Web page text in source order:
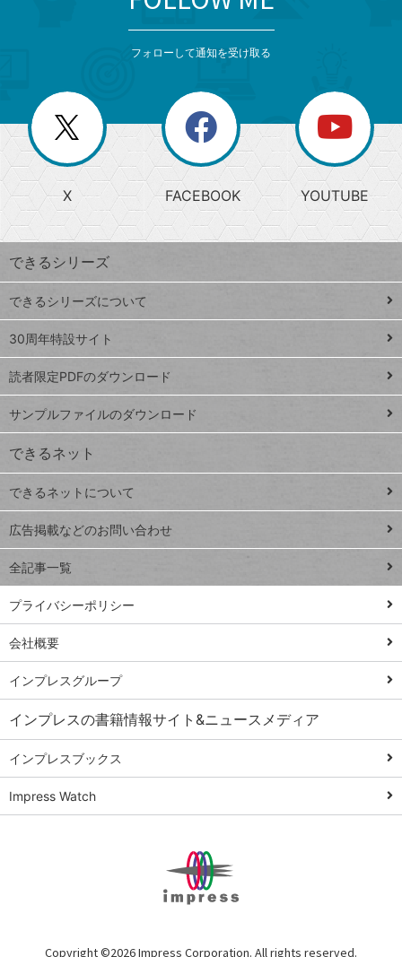
じ
る
search
検
索
上
昇
ワ
ー
ド
Google
スプレ
ッドシ
ート
iPhone
VLOOKUP
close
閉じ
る
閉
じ
る
ー
か
ら
探
す
ト
ッ
プ
ペ
ジ
連載
Excel Q&A
トイアンナ流仕
事術
PowerAutomate
ではじめる業務
の完全自動化
AI議事録作成術
Windows 11
Q&A
Teams踏み込み
活用術
Excel講師の仕事
術
俺のメルカリ
フォローして通知を受け取る
X FACEBOOK YOUTUBE
できるシリーズ
できるシリーズについて
30周年特設サイト
読者限定PDFのダウンロード
サンプルファイルのダウンロード
できるネット
できるネットについて
広告掲載などのお問い合わせ
全記事一覧
プライバシーポリシー
会社概要
インプレスグループ
インプレスの書籍情報サイト&ニュースメディア
インプレスブックス
Impress Watch
Copyright ©2026 Impress Corporation. All rights reserved.